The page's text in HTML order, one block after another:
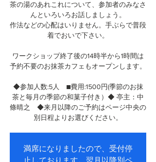
茶の湯のあれこれについて、参加者のみなさ
んといろいろお話しましょう。
作法などの心配はいりません。手ぶらで普段
着でおいで下さい。
ワークショップ終了後の14時半から1時間は
予約不要のお抹茶カフェもオープンします。
◆参加人数:5人 ■費用:1500円(季節のお抹
茶と毎月の季節の和菓子付き）◆ 亭主：中
條晴之 ◆来月以降のご予約はページ中央の
別日程よりお選びください。
満席になりましたので、受付停
止しております。翌月以降別ペ